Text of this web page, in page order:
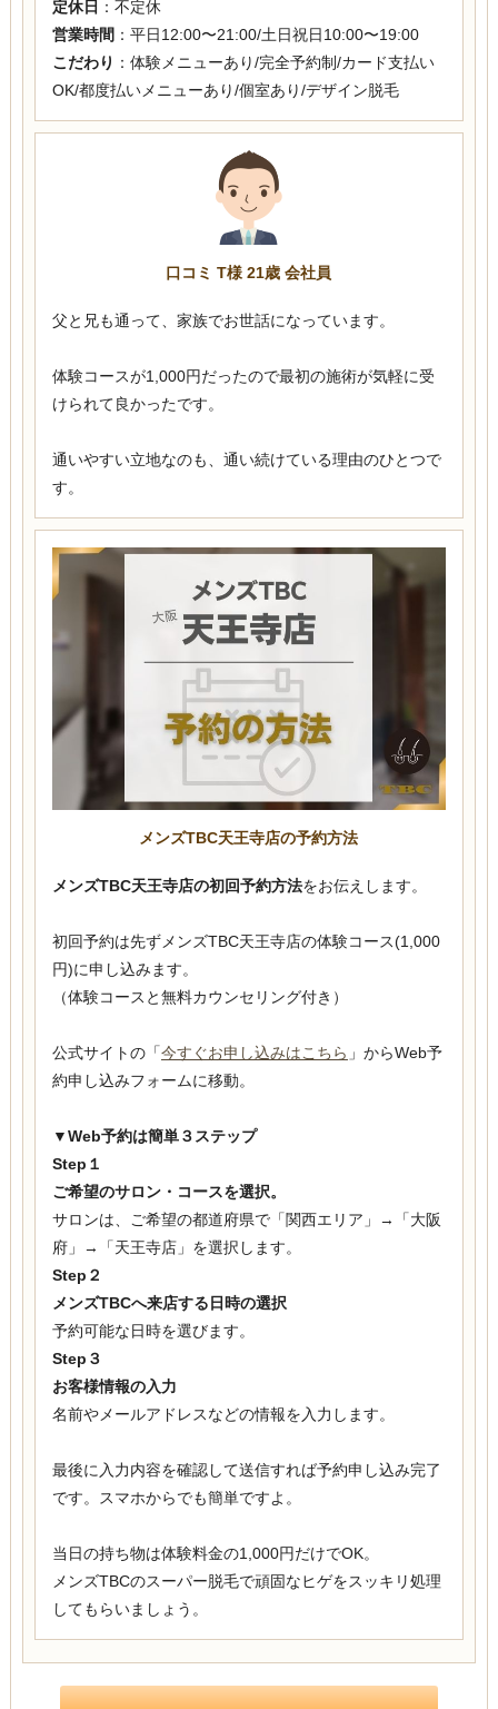
定休日 ：不定休
営業時間 ：平日12:00〜21:00/土日祝日10:00〜19:00
こだわり ：体験メニューあり/完全予約制/カード支払い
OK/都度払いメニューあり/個室あり/デザイン脱毛
口コミ T様 21歳 会社員
父と兄も通って、家族でお世話になっています。
体験コースが1,000円だったので最初の施術が気軽に受
けられて良かったです。
通いやすい立地なのも、通い続けている理由のひとつで
す。
メンズTBC天王寺店の予約方法
メンズTBC天王寺店の初回予約方法をお伝えします。
初回予約は先ずメンズTBC天王寺店の体験コース(1,000
円)に申し込みます。
（体験コースと無料カウンセリング付き）
公式サイトの「今すぐお申し込みはこちら 」からWeb予
約申し込みフォームに移動。
▼Web予約は簡単３ステップ
Step１
ご希望のサロン・コースを選択。
サロンは、ご希望の都道府県で「関西エリア」→「大阪
府」→「天王寺店」を選択します。
Step２
メンズTBCへ来店する日時の選択
予約可能な日時を選びます。
Step３
お客様情報の入力
名前やメールアドレスなどの情報を入力します。
最後に入力内容を確認して送信すれば予約申し込み完了
です。スマホからでも簡単ですよ。
当日の持ち物は体験料金の1,000円だけでOK。
メンズTBCのスーパー脱毛で頑固なヒゲをスッキリ処理
してもらいましょう。